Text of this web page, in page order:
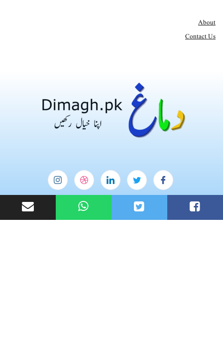
About
Contact Us
Useful Links